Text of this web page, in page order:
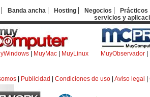
Banda ancha Hosting Negocios
Prácticos
servicios y
MuyMac MuyLinux MuyObservador
Publicidad Condiciones de uso Aviso legal